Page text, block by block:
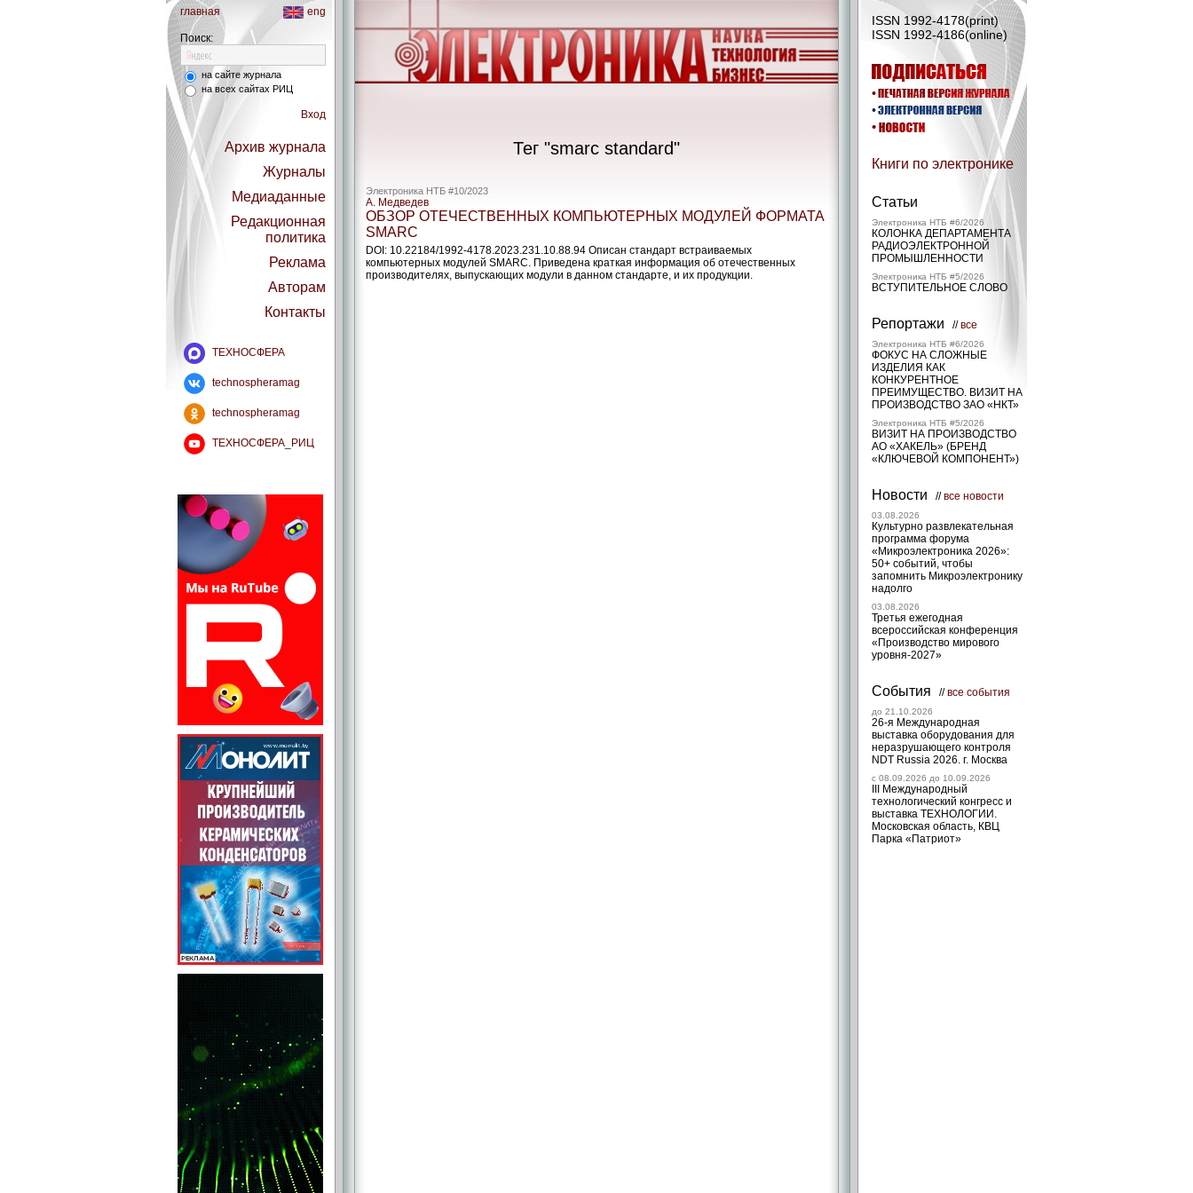
главная eng
Поиск:
на сайте журнала
на всех сайтах РИЦ
Вход
Архив журнала
Журналы
Медиаданные
Редакционная
политика
Реклама
Авторам
Контакты
ТЕХНОСФЕРА
technospheramag
technospheramag
ТЕХНОСФЕРА_РИЦ
ISSN 1992-4178(print)
ISSN 1992-4186(online)
Книги по электронике
Статьи
Электроника НТБ #6/2026
КОЛОНКА ДЕПАРТАМЕНТА
РАДИОЭЛЕКТРОННОЙ
ПРОМЫШЛЕННОСТИ
Электроника НТБ #5/2026
ВСТУПИТЕЛЬНОЕ СЛОВО
Репортажи //все
Электроника НТБ #6/2026
ФОКУС НА СЛОЖНЫЕ
ИЗДЕЛИЯ КАК
КОНКУРЕНТНОЕ
ПРЕИМУЩЕСТВО. ВИЗИТ НА
ПРОИЗВОДСТВО ЗАО «НКТ»
Электроника НТБ #5/2026
ВИЗИТ НА ПРОИЗВОДСТВО
АО «ХАКЕЛЬ» (БРЕНД
«КЛЮЧЕВОЙ КОМПОНЕНТ»)
Новости //все новости
03.08.2026
Культурно развлекательная
программа форума
«Микроэлектроника 2026»:
50+ событий, чтобы
запомнить Микроэлектронику
надолго
03.08.2026
Третья ежегодная
всероссийская конференция
«Производство мирового
уровня-2027»
События //все события
до 21.10.2026
26-я Международная
выставка оборудования для
неразрушающего контроля
NDT Russia 2026. г. Москва
c 08.09.2026 до 10.09.2026
III Международный
технологический конгресс и
выставка ТЕХНОЛОГИИ.
Московская область, КВЦ
Парка «Патриот»
Тег "smarc standard"
Электроника НТБ #10/2023
А. Медведев
ОБЗОР ОТЕЧЕСТВЕННЫХ КОМПЬЮТЕРНЫХ МОДУЛЕЙ ФОРМАТА
SMARC
DOI: 10.22184/1992-4178.2023.231.10.88.94 Описан стандарт встраиваемых
компьютерных модулей SMARC. Приведена краткая информация об отечественных
производителях, выпускающих модули в данном стандарте, и их продукции.